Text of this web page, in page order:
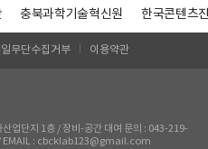
충북과학기술혁신원 한국콘텐츠
무단수집거부 이용약관
업단지 1층 / 장비-공간 대여 문의 : 043-219-
EMAIL : cbcklab123@gmail.com